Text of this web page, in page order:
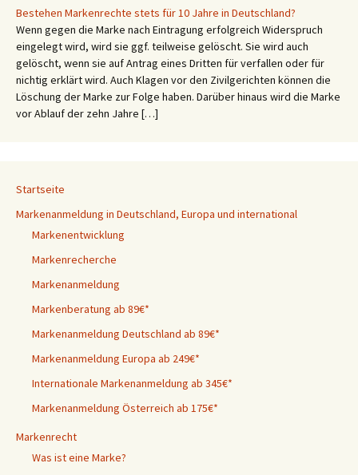
Bestehen Markenrechte stets für 10 Jahre in Deutschland?
Wenn gegen die Marke nach Eintragung erfolgreich Widerspruch
eingelegt wird, wird sie ggf. teilweise gelöscht. Sie wird auch
gelöscht, wenn sie auf Antrag eines Dritten für verfallen oder für
nichtig erklärt wird. Auch Klagen vor den Zivilgerichten können die
Löschung der Marke zur Folge haben. Darüber hinaus wird die Marke
vor Ablauf der zehn Jahre […]
Startseite
Markenanmeldung in Deutschland, Europa und international
Markenentwicklung
Markenrecherche
Markenanmeldung
Markenberatung ab 89€*
Markenanmeldung Deutschland ab 89€*
Markenanmeldung Europa ab 249€*
Internationale Markenanmeldung ab 345€*
Markenanmeldung Österreich ab 175€*
Markenrecht
Was ist eine Marke?